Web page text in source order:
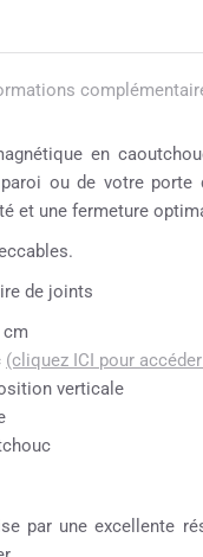
en
ou de votre
et une fermeture
de joints
cm
(cliquez ICI pour
verticale
par une excellente